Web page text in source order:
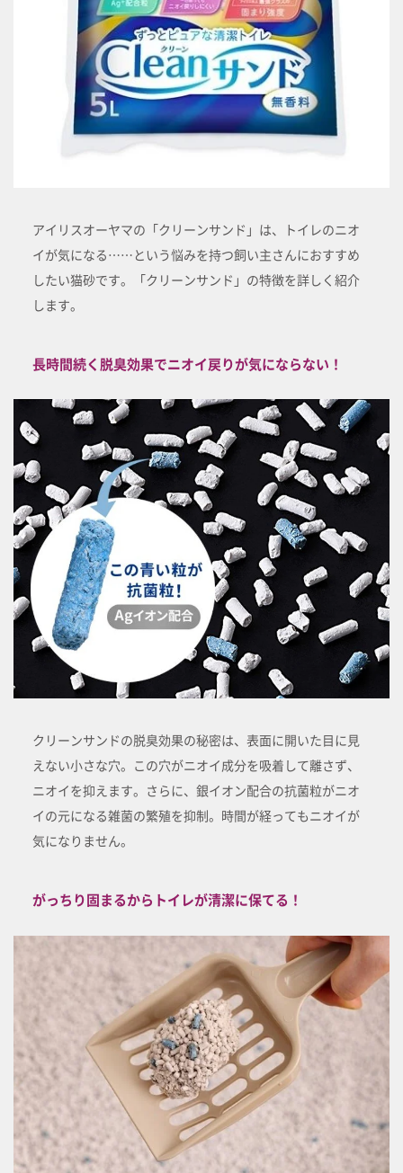
アイリスオーヤマの「クリーンサンド」は、トイレのニオ
イが気になる……という悩みを持つ飼い主さんにおすすめ
したい猫砂です。「クリーンサンド」の特徴を詳しく紹介
します。
長時間続く脱臭効果でニオイ戻りが気にならない！
クリーンサンドの脱臭効果の秘密は、表面に開いた目に見
えない小さな穴。この穴がニオイ成分を吸着して離さず、
ニオイを抑えます。さらに、銀イオン配合の抗菌粒がニオ
イの元になる雑菌の繁殖を抑制。時間が経ってもニオイが
気になりません。
がっちり固まるからトイレが清潔に保てる！